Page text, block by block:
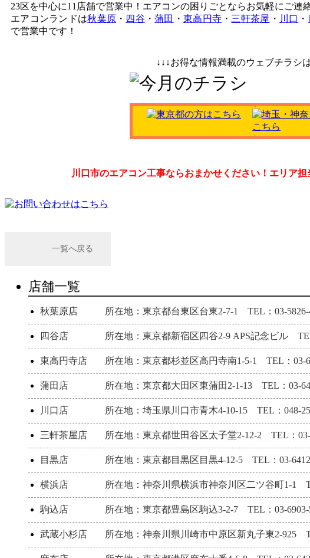
23区を中心に11店舗で営業中！エアコンの困りごとならお気軽にご連
エアコンランドは秋葉原 ・ 四谷 ・蒲田 ・東高円寺 ・ 三軒茶屋 ・ 川口 ・
で営業中です！
↓↓↓お得な情報満載のウェブチラシ
川口市のエアコン工事ならおまかせください！ エリア担
一覧へ戻る
店舗一覧
秋葉原店 所在地：東京都台東区台東2-7-1 TEL：03-5826-
四谷店 所在地：東京都新宿区四谷2-9 APS記念ビル
東高円寺店 所在地：東京都杉並区高円寺南1-5-1 TEL：03-
蒲田店 所在地：東京都大田区東蒲田2-1-13 TEL：03-
川口店 所在地：埼玉県川口市青木4-10-15 TEL：048-
三軒茶屋店 所在地：東京都世田谷区太子堂2-12-2 TEL：03-
目黒店 所在地：東京都目黒区目黒4-12-5 TEL：03-
横浜店 所在地：神奈川県横浜市神奈川区二ツ谷町1-1
駒込店 所在地：東京都豊島区駒込3-2-7 TEL：03-6903-
武蔵小杉店 所在地：神奈川県川崎市中原区新丸子東2-925